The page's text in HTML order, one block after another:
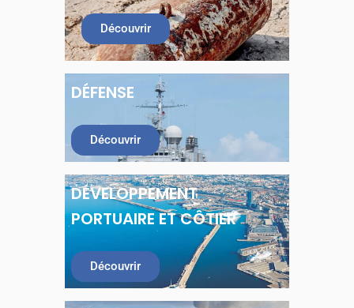
Découvrir
DÉFENSE
Découvrir
DÉVELOPPEMENT
PORTUAIRE ET CÔTIER
Découvrir